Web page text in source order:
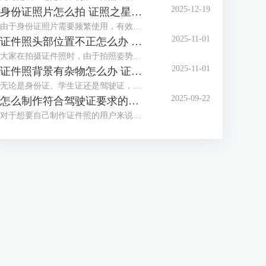
身份证照片怎么拍 证照之星软件如何制作身份证照片
由于身份证照片需要频繁使用，有效期也较长，大家都想拍摄一张好看的身份证照，但办证处拍摄的身份证照却总不尽如人意，那么怎么拍摄让自己满意的身份证照呢？这篇文章就告诉大家身份证照片怎么拍，证照之星软件如何制作身份证照片。
2025-12-19
证件照头部位置不正怎么办 证照之星怎么校正照片头部位置
大家在拍摄证件照时，由于拍照姿势调整不到位，总是有轻微的歪头和斜肩现象，影响证件照美观，后期处理也比较困难。那么当证件照头部位置不正时，该怎么正确调整呢？这篇文章就告诉大家证件照头部位置不正怎么办，证照之星怎么校正照片头部位置。
2025-11-01
证件照背景有杂物怎么办 证照之星软件如何智能去除背景杂物
无论是身份证、学生证还是驾驶证，都需要一张符合证件场景使用要求的证件照，制作标准证件照，离不开干净清晰的背景，当在家拍的证件照背景有太多杂物，达不到要求时，需要借助软件进行修改。这篇文章就告诉大家证件照背景有杂物怎么办，证照之星软件如何智能去除背景杂物。
2025-11-01
怎么制作符合驾驶证要求的照片 证照之星软件如何自动裁剪照片至驾驶证尺寸
对于想要自己制作证件照的用户来说，难点不在于技术，而在于拥有合适的工具，有了好的证件照拍摄工具与专业又简便的证件照制作软件，小白也能轻松制作证件照。这篇文章就告诉大家怎么制作符合驾驶证要求的照片，证照之星软件如何自动裁剪照片至驾驶证尺寸。
2025-09-22